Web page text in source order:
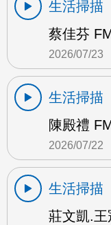
生活掃描
蔡佳芬
2026/07/23
生活掃描
陳殿禮
2026/07/22
生活掃描
莊文凱.王